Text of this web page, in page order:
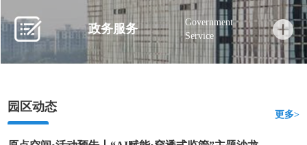
政务服务
Government
Service
园区动态
更多>